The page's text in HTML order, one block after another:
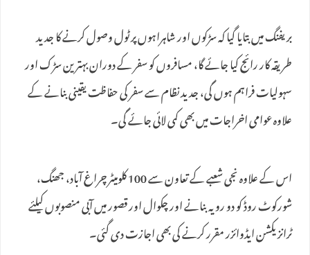
بریفنگ میں بتایا گیا کہ سڑکوں اور شاہراہوں پر ٹول وصول کرنے کا جدید
طریقہ کار رائج کیا جائے گا، مسافروں کو سفر کے دوران بہترین سڑک اور
سہولیات فراہم ہوں گی، جدید نظام سے سفر کی حفاظت یقینی بنانے کے
علاوہ عوامی اخراجات میں بھی کمی لائی جائے گی۔
اس کے علاوہ نجی شعبے کے تعاون سے 100 کلومیٹر چراغ آباد، جھنگ،
شورکوٹ روڈ کو دو رویہ بنانے اور چکوال اور قصور میں آبی منصوبوں کیلئے
ٹرانزیکشن ایڈوائزر مقرر کرنے کی بھی اجازت دی گئی۔